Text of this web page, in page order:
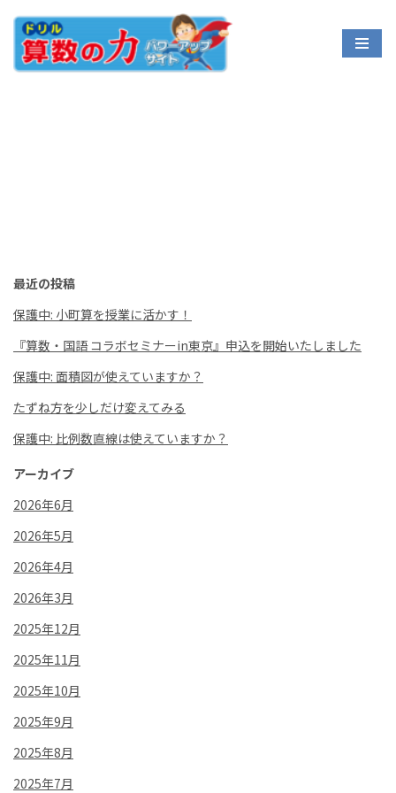
コ
ン
最近の投稿
保護中: 小町算を授業に活かす！
『算数・国語 コラボセミナーin東京』申込を開始いたしました
保護中: 面積図が使えていますか？
たずね方を少しだけ変えてみる
保護中: 比例数直線は使えていますか？
アーカイブ
2026年6月
2026年5月
2026年4月
2026年3月
2025年12月
2025年11月
2025年10月
2025年9月
2025年8月
2025年7月